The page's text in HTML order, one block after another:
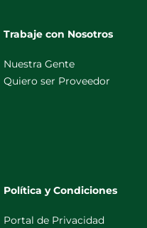
Trabaje con Nosotros
Nuestra Gente
Quiero ser Proveedor
Política y Condiciones
Portal de Privacidad